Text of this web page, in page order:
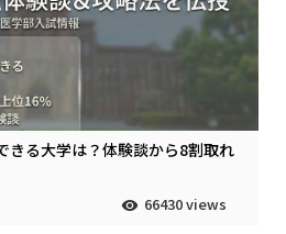
きる大学は？体験談から8割取れ
66430 views